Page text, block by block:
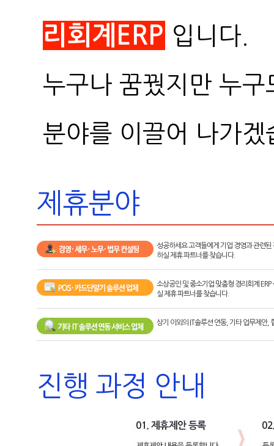
리회계ERP 입니다.
누구나 꿈꿨지만 누
분야를 이끌어 나가겠
제휴분야
성공하세요 고객들에게 기업 경영과 관련
하실 제휴 파트너를 찾습니다.
소상공인 및 중소기업 맞춤형 경리회계
실 제휴 파트너를 찾습니다.
상기 이외의 IT솔루션 연동, 기타 업무제안,
진행 과정 안내